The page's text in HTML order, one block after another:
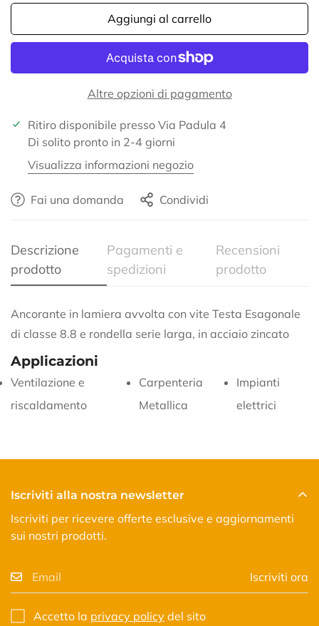
Aggiungi al carrello
Altre opzioni di pagamento
Ritiro disponibile presso Via Padula 4
Di solito pronto in 2-4 giorni
Visualizza informazioni negozio
Fai una domanda Condividi
Descrizione
prodotto
Pagamenti e
spedizioni
Recensioni
prodotto
Ancorante in lamiera avvolta con vite Testa Esagonale
di classe 8.8 e rondella serie larga, in acciaio zincato
Applicazioni
Ventilazione e
riscaldamento
Carpenteria
Metallica
Impianti
elettrici
Iscriviti alla nostra newsletter
Iscriviti per ricevere offerte esclusive e aggiornamenti
sui nostri prodotti.
Iscriviti ora
Accetto la privacy policy del sito
Confirm your age
No, I'm not Yes, I am